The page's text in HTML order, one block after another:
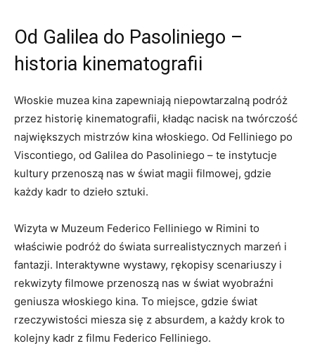
Od ⁣Galilea do Pasoliniego –
historia kinematografii
Włoskie muzea kina zapewniają niepowtarzalną podróż
⁢przez historię kinematografii, kładąc‍ nacisk na twórczość
największych mistrzów ⁢kina włoskiego. Od Felliniego ‌po
Viscontiego,​ od⁣ Galilea ⁣do Pasoliniego –​ te⁤ instytucje
kultury ‍przenoszą nas w świat ​magii ‌filmowej, gdzie⁣
każdy kadr to dzieło⁤ sztuki.
Wizyta w Muzeum Federico⁢ Felliniego ⁤w Rimini ‌to‌
właściwie⁣ podróż do świata surrealistycznych marzeń i
fantazji. Interaktywne wystawy, rękopisy scenariuszy i
rekwizyty⁣ filmowe ⁢przenoszą nas‍ w świat wyobraźni
geniusza ⁢włoskiego​ kina. To miejsce,⁤ gdzie świat
rzeczywistości miesza się z‍ absurdem, a każdy krok ⁤to
kolejny kadr z filmu Federico Felliniego.